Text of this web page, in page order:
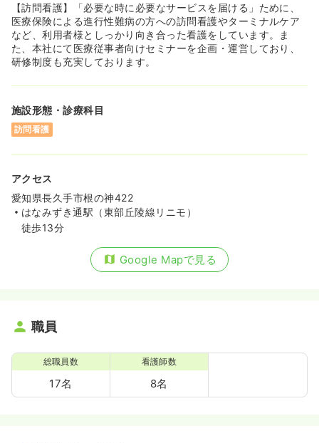
【訪問看護】「必要な時に必要なサービスを届ける」ために、
医療保険による進行性難病の方への訪問看護やターミナルケア
など、利用者様としっかり向き合った看護をしています。ま
た、本社にて医療従事者向けセミナーを企画・運営しており、
研修制度も充実しております。
施設形態・診療科目
訪問看護
アクセス
愛知県長久手市根の神422
はなみずき通駅（東部丘陵線リニモ）
徒歩13分
Google Mapで見る
職員
総職員数
17名
看護師数
8名